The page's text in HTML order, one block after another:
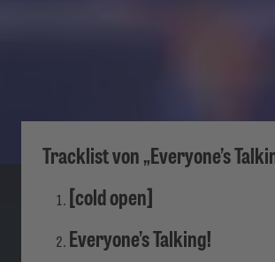
Tracklist von „Everyone’s
[cold open]
Everyone’s Talking!